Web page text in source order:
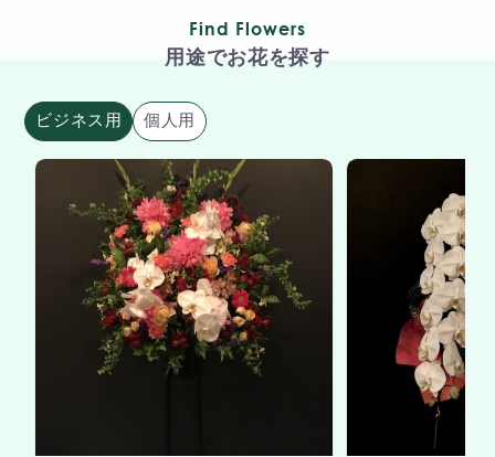
Find Flowers
用途でお花を探す
ビジネス用 個人用